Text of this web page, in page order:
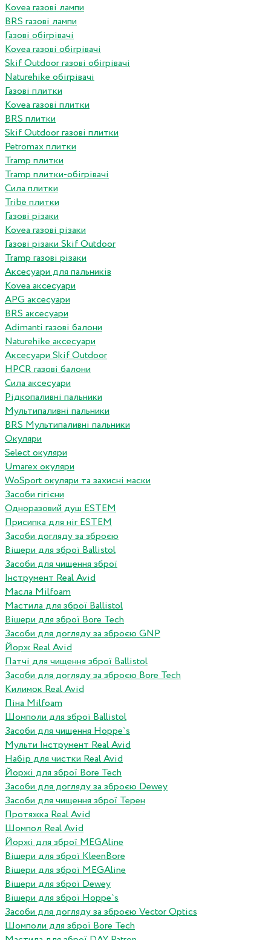
Kovea газові лампи
BRS газові лампи
Газові обігрівачі
Kovea газові обігрівачі
Skif Outdoor газові обігрівачі
Naturehike обігрівачі
Газові плитки
Kovea газові плитки
BRS плитки
Skif Outdoor газові плитки
Petromax плитки
Tramp плитки
Tramp плитки-обігрівачі
Сила плитки
Tribe плитки
Газові різаки
Kovea газові різаки
Газові різаки Skif Outdoor
Tramp газові різаки
Аксесуари для пальників
Kovea аксесуари
APG аксесуари
BRS аксесуари
Adimanti газові балони
Naturehike аксесуари
Аксесуари Skif Outdoor
HPCR газові балони
Сила аксесуари
Рідкопаливні пальники
Мультипаливні пальники
BRS Мультипаливні пальники
Окуляри
Select окуляри
Umarex окуляри
WoSport окуляри та захисні маски
Засоби гігієни
Одноразовий душ ESTEM
Присипка для ніг ESTEM
Засоби догляду за зброєю
Вішери для зброї Ballistol
Засоби для чищення зброї
Інструмент Real Avid
Масла Milfoam
Мастила для зброї Ballistol
Вішери для зброї Bore Tech
Засоби для догляду за зброєю GNP
Йорж Real Avid
Патчі для чищення зброї Ballistol
Засоби для догляду за зброєю Bore Tech
Килимок Real Avid
Піна Milfoam
Шомполи для зброї Ballistol
Засоби для чищення Hoppe`s
Мульти Інструмент Real Avid
Набір для чистки Real Avid
Йоржі для зброї Bore Tech
Засоби для догляду за зброєю Dewey
Засоби для чищення зброї Терен
Протяжка Real Avid
Шомпол Real Avid
Йоржі для зброї MEGAline
Вішери для зброї KleenBore
Вішери для зброї MEGAline
Вішери для зброї Dewey
Вішери для зброї Hoppe`s
Засоби для догляду за зброєю Vector Optics
Шомполи для зброї Bore Tech